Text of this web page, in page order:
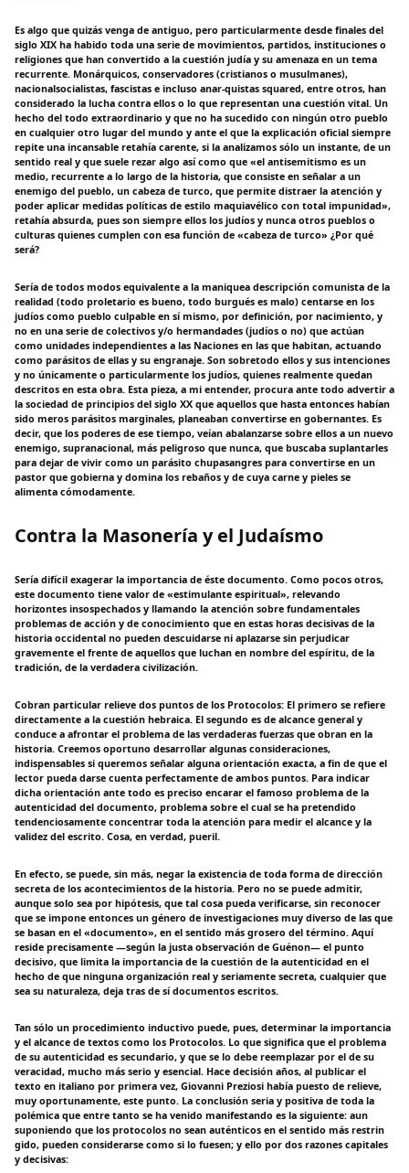
Es algo que quizás venga de antiguo, pero particularmente desde finales del
siglo XIX ha habido toda una serie de movimientos, partidos, instituciones o
religiones que han convertido a la cuestión judía y su amenaza en un tema
recurrente. Monárquicos, conservadores (cristianos o musulmanes),
nacionalsocialistas, fascistas e incluso anar-quistas squared, entre otros, han
considerado la lucha contra ellos o lo que representan una cuestión vital. Un
hecho del todo extraordinario y que no ha sucedido con ningún otro pueblo
en cualquier otro lugar del mundo y ante el que la explicación oficial siempre
repite una incansable retahía carente, si la analizamos sólo un instante, de un
sentido real y que suele rezar algo así como que «el antisemitismo es un
medio, recurrente a lo largo de la historia, que consiste en señalar a un
enemigo del pueblo, un cabeza de turco, que permite distraer la atención y
poder aplicar medidas políticas de estilo maquiavélico con total impunidad»,
retahía absurda, pues son siempre ellos los judíos y nunca otros pueblos o
culturas quienes cumplen con esa función de «cabeza de turco» ¿Por qué
será?
Sería de todos modos equivalente a la maniquea descripción comunista de la
realidad (todo proletario es bueno, todo burgués es malo) centarse en los
judíos como pueblo culpable en sí mismo, por definición, por nacimiento, y
no en una serie de colectivos y/o hermandades (judíos o no) que actúan
como unidades independientes a las Naciones en las que habitan, actuando
como parásitos de ellas y su engranaje. Son sobretodo ellos y sus intenciones
y no únicamente o particularmente los judíos, quienes realmente quedan
descritos en esta obra. Esta pieza, a mi entender, procura ante todo advertir a
la sociedad de principios del siglo XX que aquellos que hasta entonces habían
sido meros parásitos marginales, planeaban convertirse en gobernantes. Es
decir, que los poderes de ese tiempo, veían abalanzarse sobre ellos a un nuevo
enemigo, supranacional, más peligroso que nunca, que buscaba suplantarles
para dejar de vivir como un parásito chupasangres para convertirse en un
pastor que gobierna y domina los rebaños y de cuya carne y pieles se
alimenta cómodamente.
Contra la Masonería y el Judaísmo
Sería difícil exagerar la importancia de éste documento. Como pocos otros,
este documento tiene valor de «estimulante espiritual», relevando
horizontes insospechados y llamando la atención sobre fundamentales
problemas de acción y de conocimiento que en estas horas decisivas de la
historia occidental no pueden descuidarse ni aplazarse sin perjudicar
gravemente el frente de aquellos que luchan en nombre del espíritu, de la
tradición, de la verdadera civilización.
Cobran particular relieve dos puntos de los Protocolos: El primero se refiere
directamente a la cuestión hebraica. El segundo es de alcance general y
conduce a afrontar el problema de las verdaderas fuerzas que obran en la
historia. Creemos oportuno desarrollar algunas consideraciones,
indispensables si queremos señalar alguna orientación exacta, a fin de que el
lector pueda darse cuenta perfectamente de ambos puntos. Para indicar
dicha orientación ante todo es preciso encarar el famoso problema de la
autenticidad del documento, problema sobre el cual se ha pretendido
tendenciosamente concentrar toda la atención para medir el alcance y la
validez del escrito. Cosa, en verdad, pueril.
En efecto, se puede, sin más, negar la existencia de toda forma de dirección
secreta de los acontecimientos de la historia. Pero no se puede admitir,
aunque solo sea por hipótesis, que tal cosa pueda verificarse, sin reconocer
que se impone entonces un género de investigaciones muy diverso de las que
se basan en el «documento», en el sentido más grosero del término. Aquí
reside precisamente —según la justa observación de Guénon— el punto
decisivo, que limita la importancia de la cuestión de la autenticidad en el
hecho de que ninguna organización real y seriamente secreta, cualquier que
sea su naturaleza, deja tras de sí documentos escritos.
Tan sólo un procedimiento inductivo puede, pues, determinar la importancia
y el alcance de textos como los Protocolos. Lo que significa que el problema
de su autenticidad es secundario, y que se lo debe reemplazar por el de su
veracidad, mucho más serio y esencial. Hace decisión años, al publicar el
texto en italiano por primera vez, Giovanni Preziosi había puesto de relieve,
muy oportunamente, este punto. La conclusión seria y positiva de toda la
polémica que entre tanto se ha venido manifestando es la siguiente: aun
suponiendo que los protocolos no sean auténticos en el sentido más restrin
gido, pueden considerarse como si lo fuesen; y ello por dos razones capitales
y decisivas: